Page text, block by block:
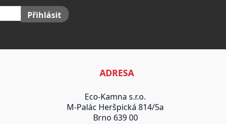
Přihlásit
ADRESA
Eco-Kamna s.r.o.
M-Palác Heršpická 814/5a
Brno 639 00